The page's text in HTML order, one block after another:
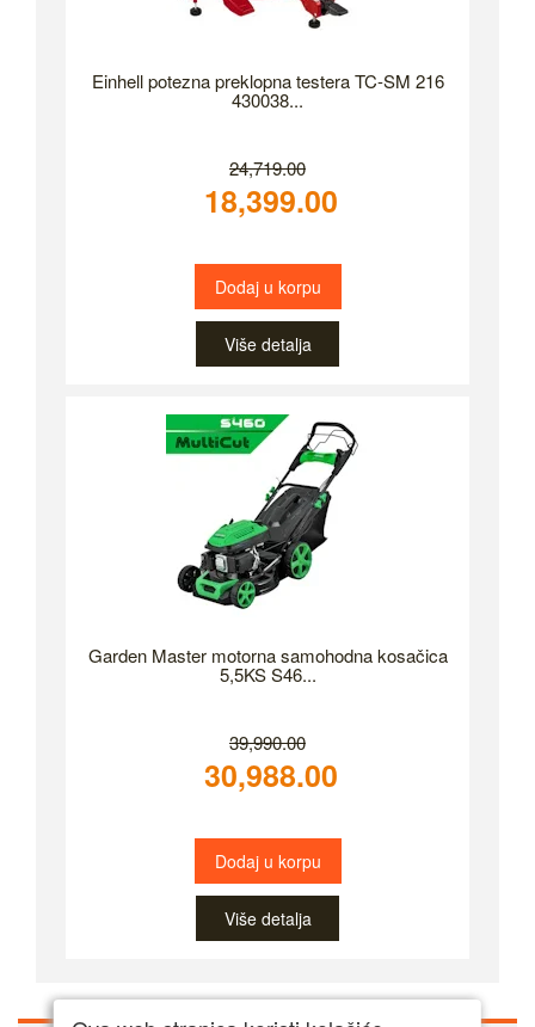
Einhell potezna preklopna testera TC-SM 216
430038...
24,719.00
18,399.00
Dodaj u korpu
Više detalja
Garden Master motorna samohodna kosačica
5,5KS S46...
39,990.00
30,988.00
Dodaj u korpu
Više detalja